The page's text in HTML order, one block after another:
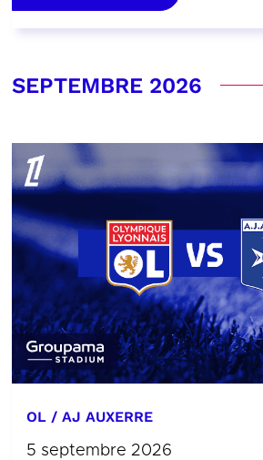
SEPTEMBRE 2026
OL / AJ AUXERRE
5 septembre 2026